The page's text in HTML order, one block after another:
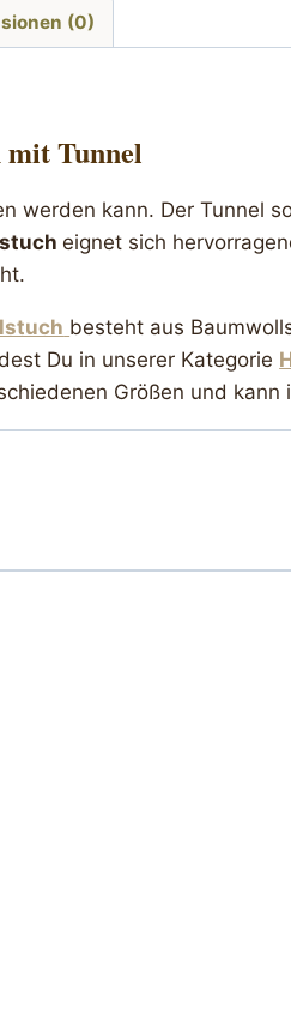
(0)
Tunnel
werden kann. Der Tunnel
eignet sich
besteht aus
Du in unserer Kategorie
Größen und kann